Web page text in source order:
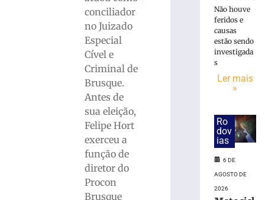
conciliador
no Juizado
Especial
Cível e
Criminal de
Brusque.
Antes de
sua eleição,
Felipe Hort
exerceu a
função de
diretor do
Procon
Brusque
Partido
homologa
candidatura
Renata
Deputada
Estadual
Não houve
feridos e
causas
estão sendo
investigada
s
Ler mais
»
Ro
dov
ias
6 DE
AGOSTO DE
2026